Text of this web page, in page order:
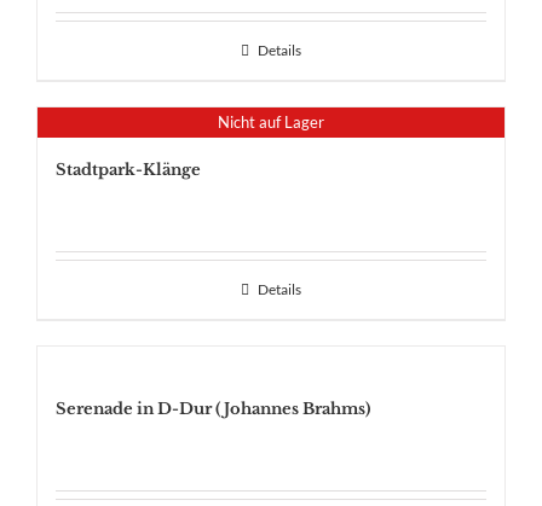
Details
Nicht auf Lager
Stadtpark-Klänge
Details
Serenade in D-Dur (Johannes Brahms)